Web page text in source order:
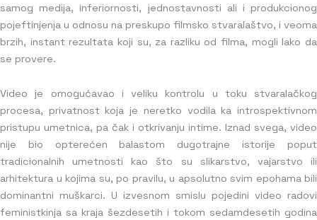
samog medija, inferiornosti, jednostavnosti ali i produkcionog
pojeftinjenja u odnosu na preskupo filmsko stvaralaštvo, i veoma
brzih, instant rezultata koji su, za razliku od filma, mogli lako da
se provere.
Video je omogućavao i veliku kontrolu u toku stvaralačkog
procesa, privatnost koja je neretko vodila ka introspektivnom
pristupu umetnica, pa čak i otkrivanju intime. Iznad svega, video
nije bio opterećen balastom dugotrajne istorije poput
tradicionalnih umetnosti kao što su slikarstvo, vajarstvo ili
arhitektura u kojima su, po pravilu, u apsolutno svim epohama bili
dominantni muškarci. U izvesnom smislu pojedini video radovi
feministkinja sa kraja šezdesetih i tokom sedamdesetih godina